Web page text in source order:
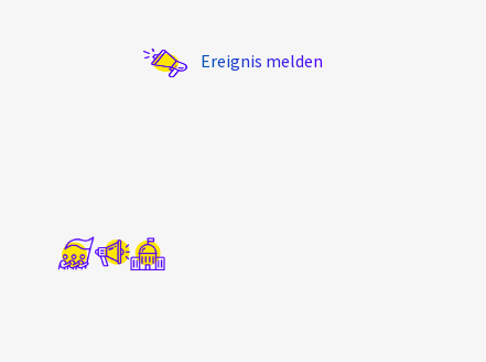
Ereignis melden
Statistik